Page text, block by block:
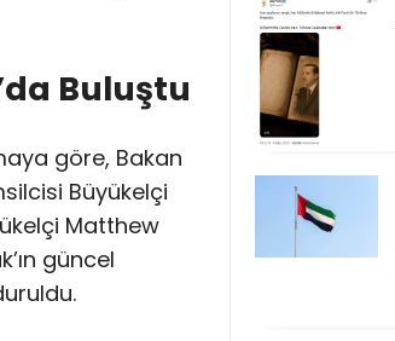
Buluştu
göre, Bakan
Büyükelçi
Matthew
güncel